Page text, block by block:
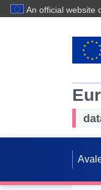
An official website